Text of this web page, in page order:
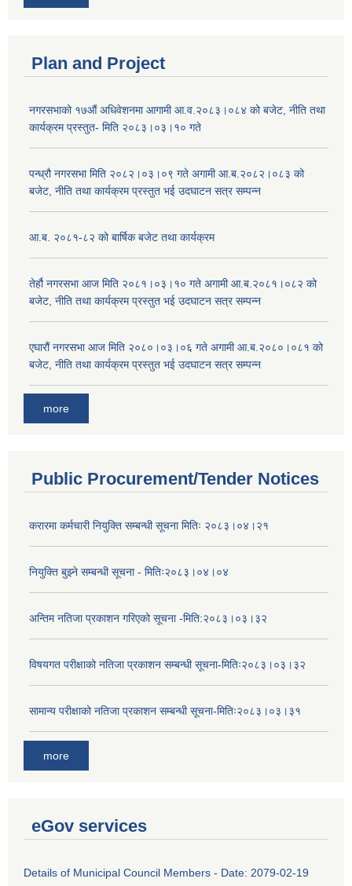
Plan and Project
नगरसभाको १७औं अधिवेशनमा आगामी आ.व.२०८३।०८४ को बजेट, नीति तथा
कार्यक्रम प्रस्तुत- मिति २०८३।०३।१० गते
पन्ध्रौ नगरसभा मिति २०८२।०३।०९ गते अगामी आ.ब.२०८२।०८३ को
बजेट, नीति तथा कार्यक्रम प्रस्तुत भई उदघाटन सत्र सम्पन्न
आ.ब. २०८१-८२ को बार्षिक बजेट तथा कार्यक्रम
तेर्हौ नगरसभा आज मिति २०८१।०३।१० गते अगामी आ.ब.२०८१।०८२ को
बजेट, नीति तथा कार्यक्रम प्रस्तुत भई उदघाटन सत्र सम्पन्न
एघारौं नगरसभा आज मिति २०८०।०३।०६ गते अगामी आ.ब.२०८०।०८१ को
बजेट, नीति तथा कार्यक्रम प्रस्तुत भई उदघाटन सत्र सम्पन्न
more
Public Procurement/Tender Notices
करारमा कर्मचारी नियुक्ति सम्बन्धी सूचना मितिः २०८३।०४।२१
नियुक्ति बुझ्ने सम्बन्धी सूचना - मितिः२०८३।०४।०४
अन्तिम नतिजा प्रकाशन गरिएको सूचना -मिति:२०८३।०३।३२
विषयगत परीक्षाको नतिजा प्रकाशन सम्बन्धी सूचना-मितिः२०८३।०३।३२
सामान्य परीक्षाको नतिजा प्रकाशन सम्बन्धी सूचना-मितिः२०८३।०३।३१
more
eGov services
Details of Municipal Council Members - Date: 2079-02-19